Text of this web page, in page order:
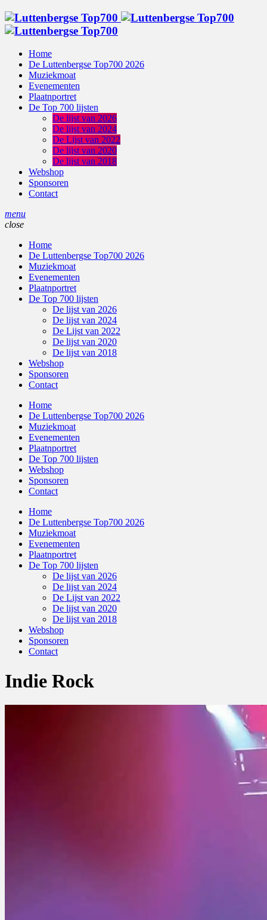
Home
De Luttenbergse Top700 2026
Muziekmoat
Evenementen
Plaatnportret
De Top 700 lijsten
De lijst van 2026
De lijst van 2024
De Lijst van 2022
De lijst van 2020
De lijst van 2018
Webshop
Sponsoren
Contact
menu
close
Home
De Luttenbergse Top700 2026
Muziekmoat
Evenementen
Plaatnportret
De Top 700 lijsten
De lijst van 2026
De lijst van 2024
De Lijst van 2022
De lijst van 2020
De lijst van 2018
Webshop
Sponsoren
Contact
Home
De Luttenbergse Top700 2026
Muziekmoat
Evenementen
Plaatnportret
De Top 700 lijsten
Webshop
Sponsoren
Contact
Home
De Luttenbergse Top700 2026
Muziekmoat
Evenementen
Plaatnportret
De Top 700 lijsten
De lijst van 2026
De lijst van 2024
De Lijst van 2022
De lijst van 2020
De lijst van 2018
Webshop
Sponsoren
Contact
Indie Rock